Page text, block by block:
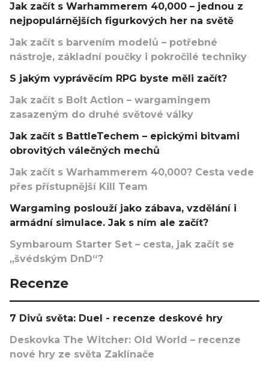
Jak začít s Warhammerem 40,000 – jednou z
nejpopulárnějších figurkových her na světě
Jak začít s barvením modelů – potřebné
nástroje, základní poučky i pokročilé techniky
S jakým vyprávěcím RPG byste měli začít?
Jak začít s Bolt Action – wargamingem
zasazeným do druhé světové války
Jak začít s BattleTechem – epickými bitvami
obrovitých válečných mechů
Jak začít s Warhammerem 40,000? Cesta vede
přes přístupnější Kill Team
Wargaming poslouží jako zábava, vzdělání i
armádní simulace. Jak s ním ale začít?
Symbaroum Starter Set – cesta, jak začít se
„švédským DnD“?
Recenze
7 Divů světa: Duel - recenze deskové hry
Deskovka The Witcher: Old World – recenze
nové hry ze světa Zaklínače